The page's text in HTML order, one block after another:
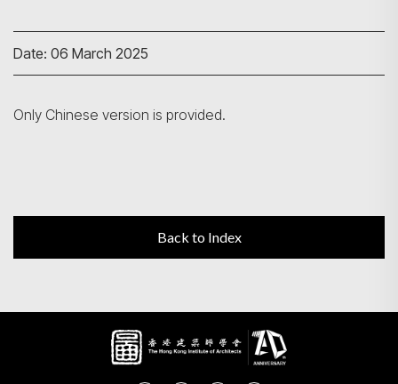
Date: 06 March 2025
Only Chinese version is provided.
Back to Index